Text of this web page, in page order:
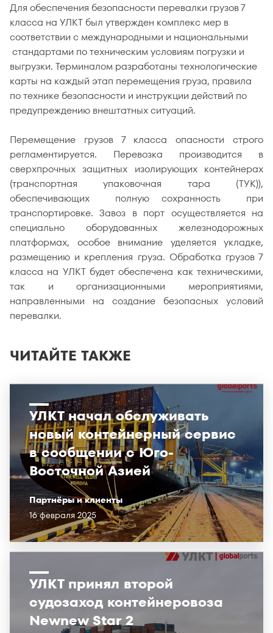
Для обеспечения безопасности перевалки грузов 7
класса на УЛКТ был утвержден комплекс мер в
соответствии с международными и национальными
стандартами по техническим условиям погрузки и
выгрузки. Терминалом разработаны технологические
карты на каждый этап перемещения груза, правила
по технике безопасности и инструкции действий по
предупреждению внештатных ситуаций.
Перемещение грузов 7 класса опасности строго
регламентируется. Перевозка производится в
сверхпрочных защитных изолирующих контейнерах
(транспортная упаковочная тара (ТУК)),
обеспечивающих полную сохранность при
транспортировке. Завоз в порт осуществляется на
специально оборудованных железнодорожных
платформах, особое внимание уделяется укладке,
размещению и крепления груза. Обработка грузов 7
класса на УЛКТ будет обеспечена как техническими,
так и организационными мероприятиями,
направленными на создание безопасных условий
перевалки.
ЧИТАЙТЕ ТАКЖЕ
УЛКТ начал обслуживать
новый контейнерный сервис
в сообщении с Юго-
Восточной Азией
Партнёры и клиенты
16 февраля 2025
УЛКТ принял второй
судозаход контейнеровоза
Newnew Star 2